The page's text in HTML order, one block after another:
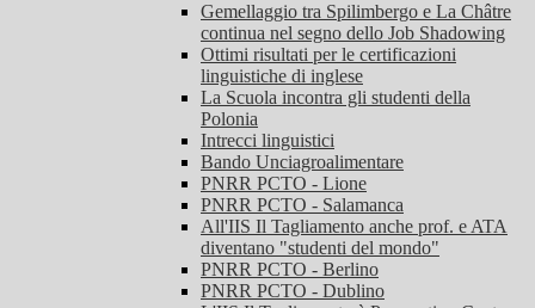
Gemellaggio tra Spilimbergo e La Châtre
continua nel segno dello Job Shadowing
Ottimi risultati per le certificazioni
linguistiche di inglese
La Scuola incontra gli studenti della
Polonia
Intrecci linguistici
Bando Unciagroalimentare
PNRR PCTO - Lione
PNRR PCTO - Salamanca
All'IIS Il Tagliamento anche prof. e ATA
diventano "studenti del mondo"
PNRR PCTO - Berlino
PNRR PCTO - Dublino